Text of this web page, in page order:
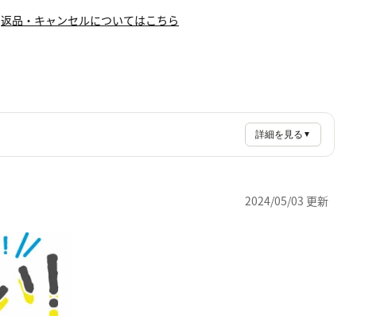
返品・キャンセルについてはこちら
詳細を見る ▼
2024/05/03 更新